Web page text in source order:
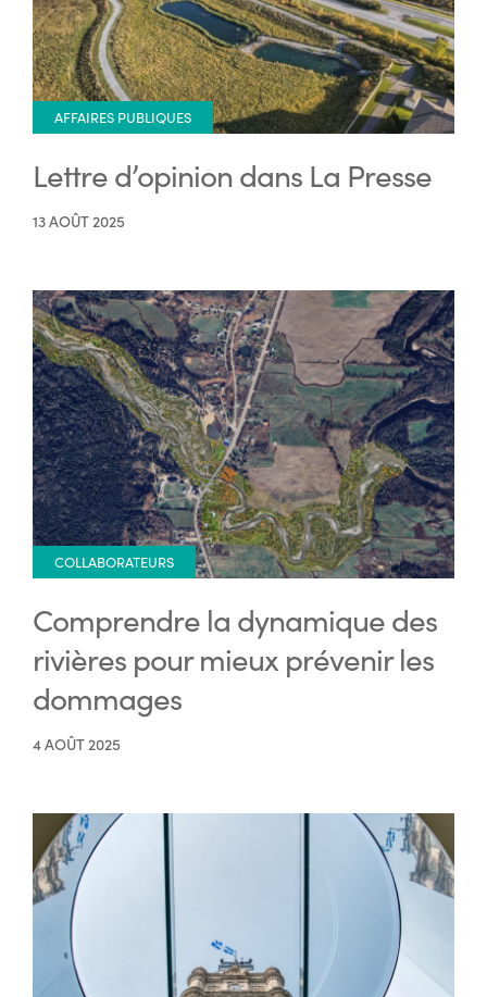
AFFAIRES PUBLIQUES
Lettre d’opinion dans La Presse
13 AOÛT 2025
COLLABORATEURS
Comprendre la dynamique des
rivières pour mieux prévenir les
dommages
4 AOÛT 2025